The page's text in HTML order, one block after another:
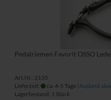
Pedalriemen Favorit OSSO
Art.Nr.: 2135
Lieferzeit:
ca. 4-5 Tage (Ausland
Lagerbestand: 1 Stück